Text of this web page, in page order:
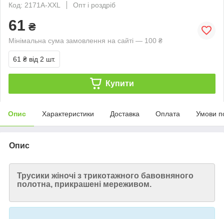
Код: 2171A-XXL
Опт і роздріб
61 ₴
Мінімальна сума замовлення на сайті — 100 ₴
61 ₴ від 2 шт.
Купити
Опис Характеристики Доставка Оплата Умови
Опис
Трусики жіночі з трикотажного бавовняного
полотна, прикрашені мереживом.